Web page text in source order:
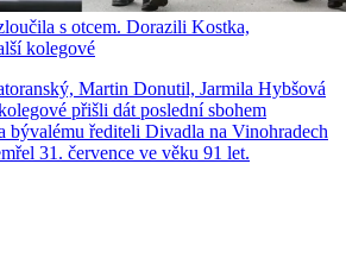
s otcem. Dorazili Kostka,
kolegové
Martin Donutil, Jarmila Hybšová
přišli dát poslední sbohem
bývalému řediteli Divadla na Vinohradech
31. července ve věku 91 let.